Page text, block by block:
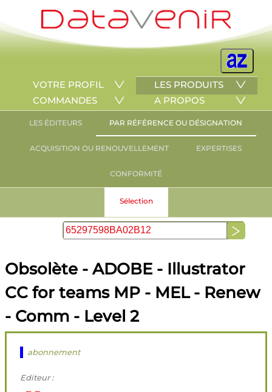
VOTRE PROFIL
LES PRODUITS
COMMANDES
A PROPOS
LES ÉDITEURS PAR RÉFÉRENCE OU DÉSIGNATION
ACQUISITION OU RENOUVELLEMENT EXPERTISES
CONFORMITÉ
Sélection
Obsolète - ADOBE - Illustrator
CC for teams MP - MEL - Renew
- Comm - Level 2
abonnement
Editeur :